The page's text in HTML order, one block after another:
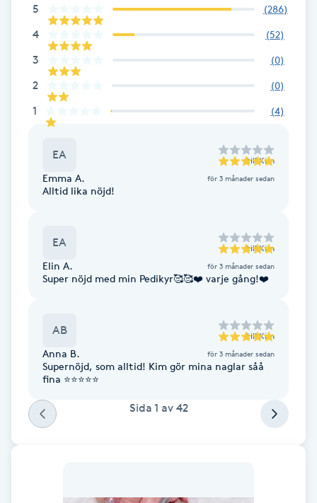
Diamantslipning
Enzympeeling
Extensions
Eyeliner-tatuering
Face framing
Faceliftmassage
Fettreducering
Fibromassage
Fillers
5 (286)
4 (52)
3 (0)
2 (0)
1 (4)
EA till Kim
Emma A. för 3 månader sedan
Alltid lika nöjd!
EA till Kim
Elin A. för 3 månader sedan
Super nöjd med min Pedikyr🥰🥰❤️ varje gång!❤️
AB till Kim
Anna B. för 3 månader sedan
Supernöjd, som alltid! Kim gör mina naglar såå
fina ⭐️⭐️⭐️⭐️⭐️
Sida 1 av 42